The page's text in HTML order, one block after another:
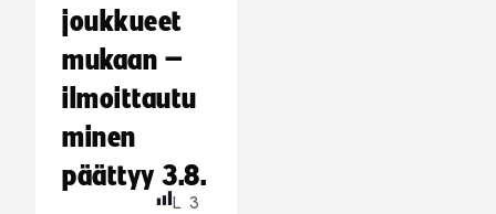
joukkueet
mukaan –
ilmoittautu
minen
päättyy 3.8.
L 3